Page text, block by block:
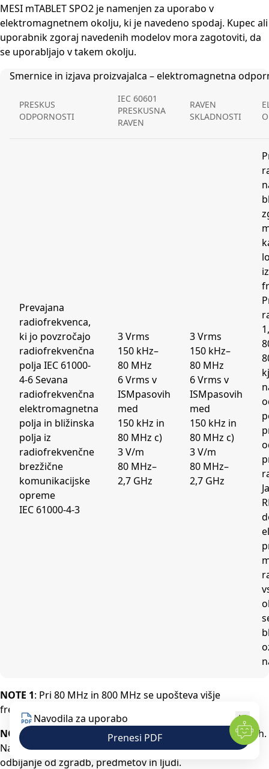
Navodila za uporabo
Prenesi PDF
MESI mTABLET SPO2 je namenjen za uporabo v
elektromagnetnem okolju, ki je navedeno spodaj. Kupec ali
uporabnik zgoraj navedenih modelov mora zagotoviti, da
se uporabljajo v takem okolju.
Smernice in izjava proizvajalca – elektromagnetna
PRESKUS
ODPORNOSTI
IEC 60601
PRESKUSNA
RAVEN
RAVEN
SKLADNOSTI
Prevajana
radiofrekvenca,
ki jo povzročajo
radiofrekvenčna
polja IEC 61000-
4-6 Sevana
radiofrekvenčna
elektromagnetna
polja in bližinska
polja iz
radiofrekvenčne
brezžične
komunikacijske
opreme
IEC 61000-4-3
3 Vrms
150 kHz–
80 MHz
6 Vrms v
ISMpasovih
med
150 kHz in
80 MHz c)
3 V/m
80 MHz–
2,7 GHz
3 Vrms
150 kHz–
80 MHz
6 Vrms v
ISMpasovih
med
150 kHz in
80 MHz c)
3 V/m
80 MHz–
2,7 GHz
NOTE 1: Pri 80 MHz in 800 MHz se upošteva višje
frekvenčno območje.
NOTE 2
: Ta priporočila morda ne veljajo v vseh okoliščinah.
Na širjenje elektromagnetnih valov vplivata absorpcija in
odbijanje od zgradb, predmetov in ljudi.